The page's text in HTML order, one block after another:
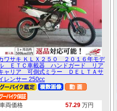
ワサキ ＫＬＸ２５０ ２０１６年モデ
ＥＴＣ車載器 ハンドガード リア
ャリア 可倒式ミラー ＤＥＬＴＡサ
レンサー 250cc
車両価格 57.29 万円